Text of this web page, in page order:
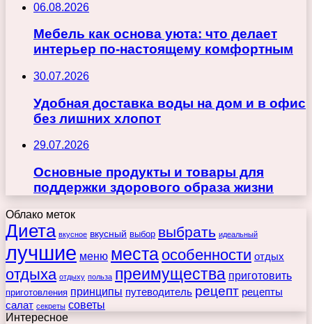
06.08.2026
Мебель как основа уюта: что делает
интерьер по-настоящему комфортным
30.07.2026
Удобная доставка воды на дом и в офис
без лишних хлопот
29.07.2026
Основные продукты и товары для
поддержки здорового образа жизни
Облако меток
Диета вкусное вкусный выбор выбрать идеальный
лучшие меню места особенности отдых
отдыха отдыху польза преимущества приготовить
приготовления принципы путеводитель рецепт рецепты
салат секреты советы
Интересное